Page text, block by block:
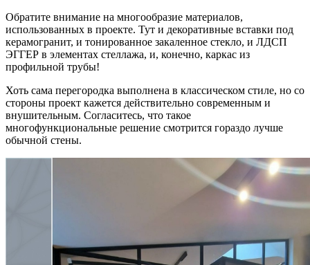
Обратите внимание на многообразие материалов,
использованных в проекте. Тут и декоративные вставки под
керамогранит, и тонированное закаленное стекло, и ЛДСП
ЭГГЕР в элементах стеллажа, и, конечно, каркас из
профильной трубы!
Хоть сама перегородка выполнена в классическом стиле, но со
стороны проект кажется действительно современным и
внушительным. Согласитесь, что такое
многофункциональные решение смотрится гораздо лучше
обычной стены.